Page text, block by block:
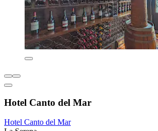
Hotel Canto del Mar
Hotel Canto del Mar